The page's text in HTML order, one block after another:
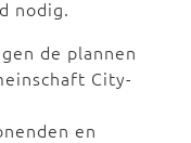
nodig.
de plannen
City-
en